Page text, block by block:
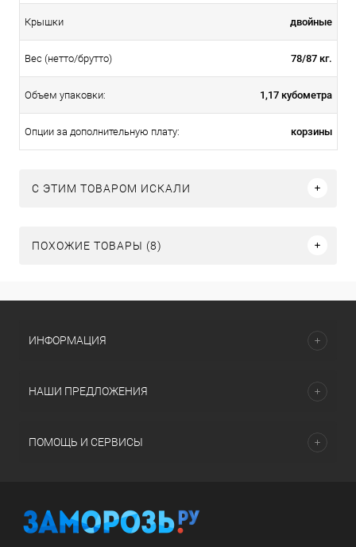
Крышки двойные
Вес (нетто/брутто) 78/87 кг.
Объем упаковки: 1,17 кубометра
Опции за дополнительную плату: корзины
C ЭТИМ ТОВАРОМ ИСКАЛИ
ПОХОЖИЕ ТОВАРЫ (8)
ИНФОРМАЦИЯ
НАШИ ПРЕДЛОЖЕНИЯ
ПОМОЩЬ И СЕРВИСЫ